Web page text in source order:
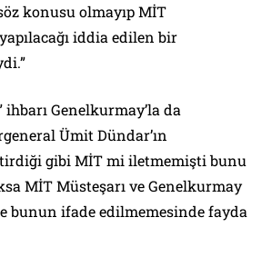
konusu olmayıp MİT
iddia edilen bir
ihbarı Genelkurmay’la da
Ümit Dündar’ın
gibi MİT mi iletmemişti bunu
MİT Müsteşarı ve Genelkurmay
bunun ifade edilmemesinde fayda